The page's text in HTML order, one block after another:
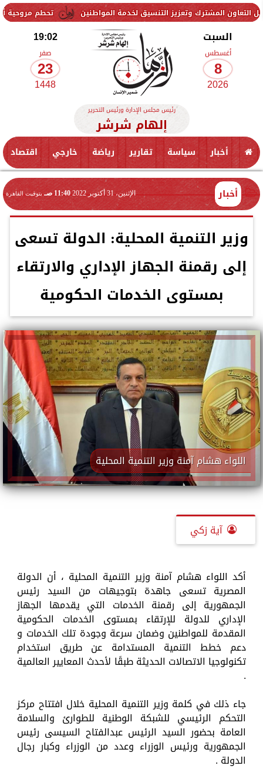
تحطم مروحية أثناء مكافحة حريق وتعزيز التنسيق لخدمة المواطنين
السبت
أغسطس
8
2026
19:02
صفر
23
1448
رئيس مجلس الإدارة ورئيس التحرير
إلهام شرشر
أخبار سياسة تقارير رياضة خارجي اقتصاد
أخبار الإثنين، 31 أكتوبر 2022 11:40 صـ بتوقيت القاهرة
وزير التنمية المحلية: الدولة تسعى
إلى رقمنة الجهاز الإداري والارتقاء
بمستوى الخدمات الحكومية
اللواء هشام آمنة وزير التنمية المحلية
آية زكي
أكد اللواء هشام آمنة وزير التنمية المحلية ، أن الدولة
المصرية تسعى جاهدة بتوجيهات من السيد رئيس
الجمهورية إلى رقمنة الخدمات التي يقدمها الجهاز
الإداري للدولة للإرتقاء بمستوى الخدمات الحكومية
المقدمة للمواطنين وضمان سرعة وجودة تلك الخدمات و
دعم خطط التنمية المستدامة عن طريق استخدام
تكنولوجيا الاتصالات الحديثة طبقًا لأحدث المعايير العالمية
.
جاء ذلك في كلمة وزير التنمية المحلية خلال افتتاح مركز
التحكم الرئيسي للشبكة الوطنية للطوارئ والسلامة
العامة بحضور السيد الرئيس عبدالفتاح السيسى رئيس
الجمهورية ورئيس الوزراء وعدد من الوزراء وكبار رجال
الدولة .